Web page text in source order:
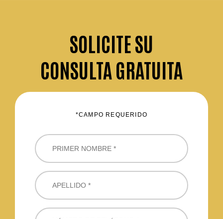
SOLICITESU
CONSULTA GRATUITA
*CAMPO REQUERIDO